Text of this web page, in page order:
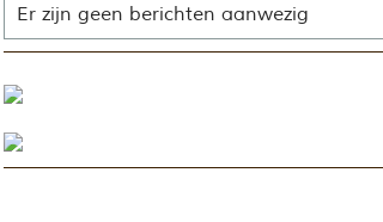
Er zijn geen berichten aanwezig